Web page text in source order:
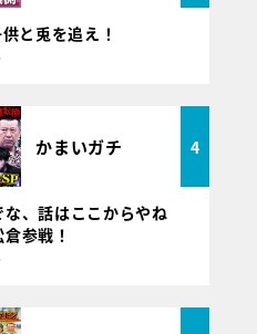
と兎を追え！
かまいガチ 4
、話はここからやね
参戦！